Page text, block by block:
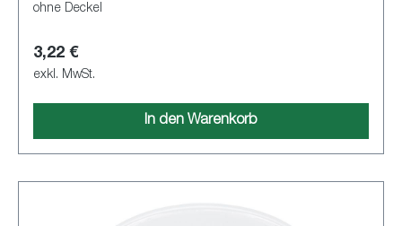
ohne Deckel
3,22 €
exkl. MwSt.
In den Warenkorb